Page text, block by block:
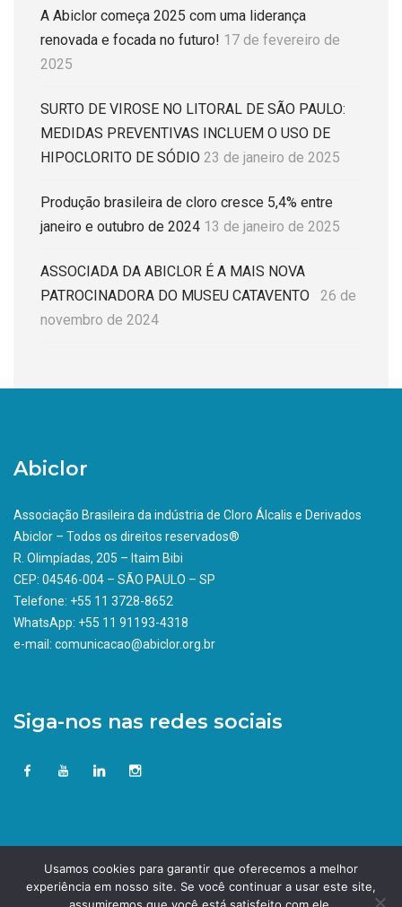
A Abiclor começa 2025 com uma liderança
renovada e focada no futuro! 17 de fevereiro de
2025
SURTO DE VIROSE NO LITORAL DE SÃO PAULO:
MEDIDAS PREVENTIVAS INCLUEM O USO DE
HIPOCLORITO DE SÓDIO 23 de janeiro de 2025
Produção brasileira de cloro cresce 5,4% entre
janeiro e outubro de 2024 13 de janeiro de 2025
ASSOCIADA DA ABICLOR É A MAIS NOVA
PATROCINADORA DO MUSEU CATAVENTO
26 de
novembro de 2024
Abiclor
Associação Brasileira da indústria de Cloro Álcalis e Derivados
Abiclor – Todos os direitos reservados®
R. Olimpíadas, 205 – Itaim Bibi
CEP: 04546-004 – SÃO PAULO – SP
Telefone: +55 11 3728-8652
WhatsApp: +55 11 91193-4318
e-mail: comunicacao@abiclor.org.br
Siga-nos nas redes sociais
Usamos cookies para garantir que oferecemos a melhor
experiência em nosso site. Se você continuar a usar este site,